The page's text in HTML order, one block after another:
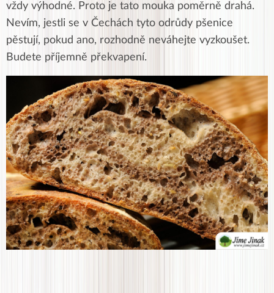
vždy výhodné. Proto je tato mouka poměrně drahá.
Nevím, jestli se v Čechách tyto odrůdy pšenice
pěstují, pokud ano, rozhodně neváhejte vyzkoušet.
Budete příjemně překvapení.